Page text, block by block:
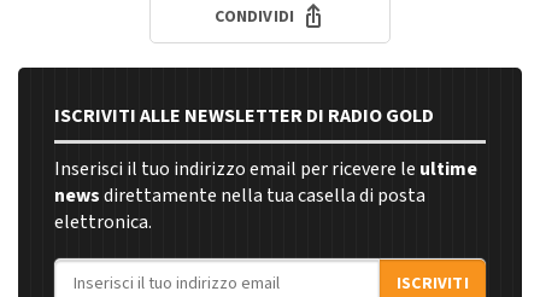
CONDIVIDI
ISCRIVITI ALLE NEWSLETTER DI RADIO GOLD
Inserisci il tuo indirizzo email per ricevere le ultime
newsdirettamente nella tua casella di posta
elettronica.
Indirizzo email
ISCRIVITI